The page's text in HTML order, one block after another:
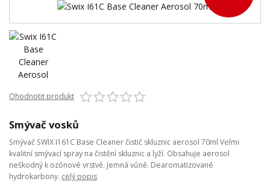
Ohodnotit produkt
Smývač vosků
Smývač SWIX I161C Base Cleaner čistič skluznic aerosol 70ml Velmi
kvalitní smývací spray na čistění skluznic a lyží. Obsahuje aerosol
neškodný k ozónové vrstvě. Jemná vůně. Dearomatizované
hydrokarbony. celý popis